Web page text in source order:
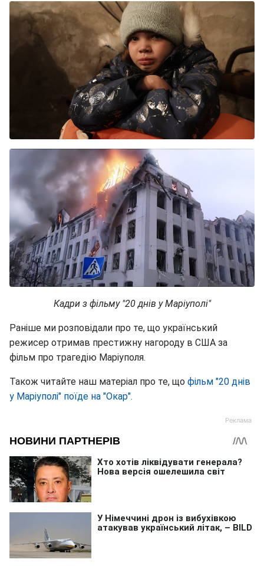
Кадри з фільму "20 днів у Маріуполі"
Раніше ми розповідали про те, що український
режисер отримав престижну нагороду в США за
фільм про трагедію Маріуполя.
Також читайте наш матеріал про те, що фільм "20 днів
у Маріуполі" поїде на "Окар".